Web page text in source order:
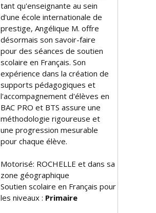
tant qu'enseignante au sein
d'une école internationale de
prestige, Angélique M. offre
désormais son savoir-faire
pour des séances de soutien
scolaire en Français. Son
expérience dans la création de
supports pédagogiques et
l'accompagnement d'élèves en
BAC PRO et BTS assure une
méthodologie rigoureuse et
une progression mesurable
pour chaque élève.
Motorisé: ROCHELLE et dans sa
zone géographique
Soutien scolaire en Français pour
les niveaux : Primaire